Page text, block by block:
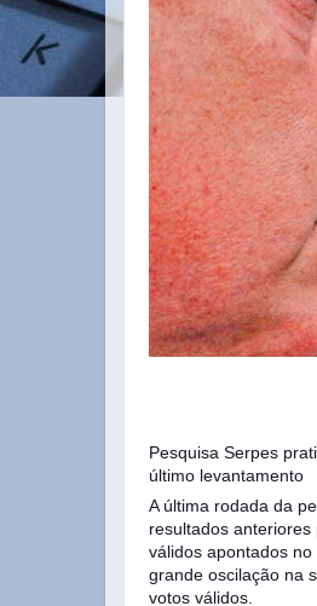
Pesquisa Serpes
último levantamento
A última rodada da
resultados
válidos apontados
grande oscilação na
votos válidos.